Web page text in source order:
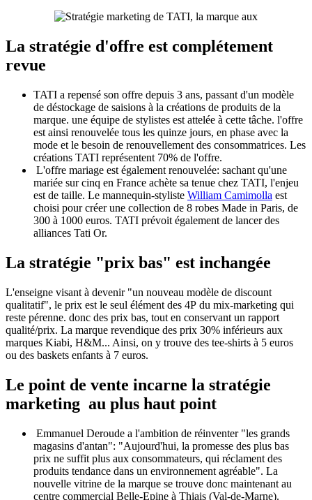
La stratégie d'offre est complétement
revue
TATI a repensé son offre depuis 3 ans, passant d'un modèle
de déstockage de saisions à la créations de produits de la
marque. une équipe de stylistes est attelée à cette tâche. l'offre
est ainsi renouvelée tous les quinze jours, en phase avec la
mode et le besoin de renouvellement des consommatrices. Les
créations TATI représentent 70% de l'offre.
L'offre mariage est également renouvelée: sachant qu'une
mariée sur cinq en France achète sa tenue chez TATI, l'enjeu
est de taille. Le mannequin-styliste William Camimolla est
choisi pour créer une collection de 8 robes Made in Paris, de
300 à 1000 euros. TATI prévoit également de lancer des
alliances Tati Or.
La stratégie "prix bas" est inchangée
L'enseigne visant à devenir "un nouveau modèle de discount
qualitatif", le prix est le seul élément des 4P du mix-marketing qui
reste pérenne. donc des prix bas, tout en conservant un rapport
qualité/prix. La marque revendique des prix 30% inférieurs aux
marques Kiabi, H&M... Ainsi, on y trouve des tee-shirts à 5 euros
ou des baskets enfants à 7 euros.
Le point de vente incarne la stratégie
marketing au plus haut point
Emmanuel Deroude a l'ambition de réinventer "les grands
magasins d'antan": "Aujourd'hui, la promesse des plus bas
prix ne suffit plus aux consommateurs, qui réclament des
produits tendance dans un environnement agréable". La
nouvelle vitrine de la marque se trouve donc maintenant au
centre commercial Belle-Epine à Thiais (Val-de-Marne).